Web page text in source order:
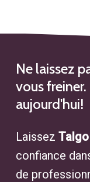
Ne laissez
vous
aujourd'hui!
Laissez Talgo
confiance
de